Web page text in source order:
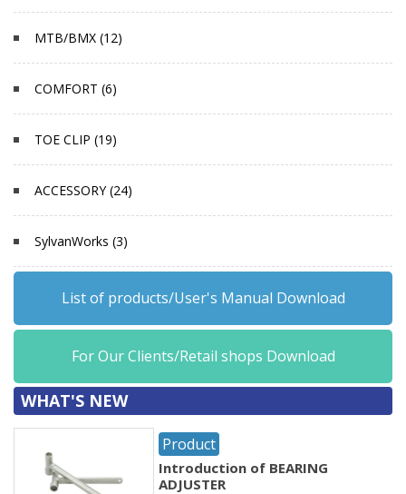
MTB/BMX (12)
COMFORT (6)
TOE CLIP (19)
ACCESSORY (24)
SylvanWorks (3)
List of products/User's Manual Download
For Our Clients/Retail shops Download
WHAT'S NEW
Product
Introduction of BEARING
ADJUSTER